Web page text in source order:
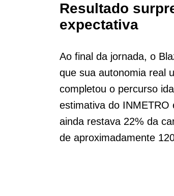
Resultado
expectativa
Ao final da jornada, o
que sua autonomia real
completou o percurso
estimativa do
ainda restava 22% da
de aproximadamente